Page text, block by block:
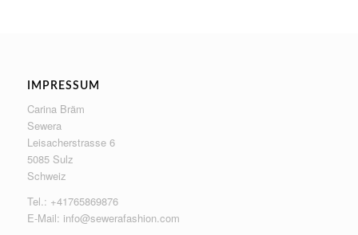
IMPRESSUM
Carina Bräm
Sewera
Leisacherstrasse 6
5085 Sulz
Schweiz
Tel.: +41765869876
E-Mail: info@sewerafashion.com